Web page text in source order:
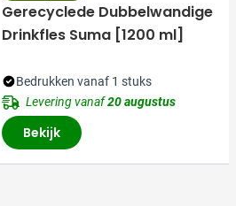
Gerecyclede Dubbelwandige
Drinkfles Suma [1200 ml]
Bedrukken vanaf 1 stuks
Levering vanaf20 augustus
Bekijk